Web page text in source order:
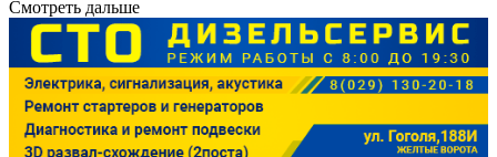
Смотреть дальше